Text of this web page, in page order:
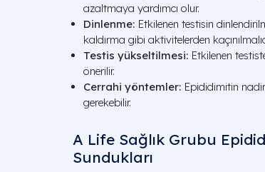
azaltmaya yardımcı olur.
Dinlenme: Etkilenen testisin
kaldırma gibi aktivitelerden
Testis yükseltilmesi: Etkilenen
önerilir.
Cerrahi yöntemler: Epididimitin
gerekebilir.
A Life Sağlık Grubu
Sundukları